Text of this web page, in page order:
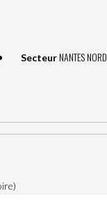
SecteurNANTES NORD